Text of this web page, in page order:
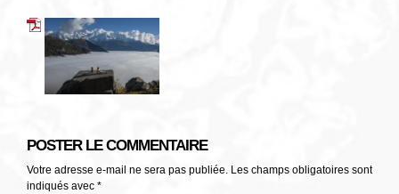
POSTER LE COMMENTAIRE
Votre adresse e-mail ne sera pas publiée. Les champs obligatoires sont
indiqués avec *